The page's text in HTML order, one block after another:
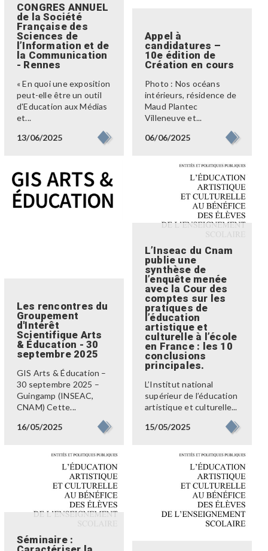
CONGRES ANNUEL
de la Société
Française des
Sciences de
l’Information et de
la Communication
- Rennes
« En quoi une exposition
peut-elle être un outil
d'Education aux Médias
et...
13/06/2025
Appel à
candidatures –
10e édition de
Création en cours
Photo : Nos océans
intérieurs, résidence de
Maud Plantec
Villeneuve et...
06/06/2025
Les rencontres du
Groupement
d'Intérêt
Scientifique Arts
& Éducation - 30
septembre 2025
GIS Arts & Éducation –
30 septembre 2025 –
Guingamp (INSEAC,
CNAM) Cette...
16/05/2025
L’Inseac du Cnam
publie une
synthèse de
l’enquête menée
avec la Cour des
comptes sur les
pratiques de
l’éducation
artistique et
culturelle à l’école
en France : les 10
conclusions
principales.
L’Institut national
supérieur de l’éducation
artistique et culturelle...
15/05/2025
Séminaire :